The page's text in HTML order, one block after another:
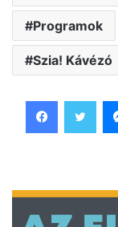
Programok
Szia! Kávézó